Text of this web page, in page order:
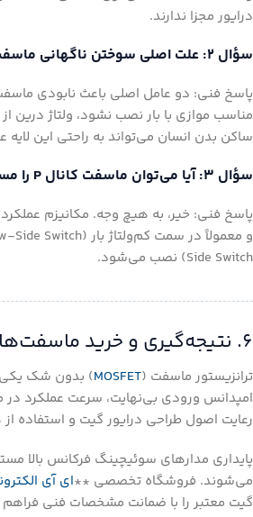
درایور مجزا ندارند.
سؤال ۲: علت اصلی سوختن ناگهانی ماسفت‌ها در مدارهای سوییچینگ چیست؟
پاسخ فنی: دو عامل اصلی باعث نابودی
ساکن بدن انسان می‌تواند به راحتی این لایه
سؤال ۳: آیا می‌توان ماسفت کانال P را مستقیماً جایگزین ماسفت کانال N کرد؟
Side Switch) نصب می‌شود.
۶. نتیجه‌گیری و خرید ماسفت‌های اورجینال از ای آی الکترونیک
ترانزیستور ماسفت (MOSFET) بدون شک یکی
امپدانس ورودی بی‌نهایت، سرعت عملکرد در
رعایت اصول طراحی درایور گیت و استفاده
پایداری مدارهای سوئیچینگ فرکانس بالا
می‌شوند. فروشگاه تخصصی **ای آی
گیت معتبر را با ضمانت مشخصات فنی